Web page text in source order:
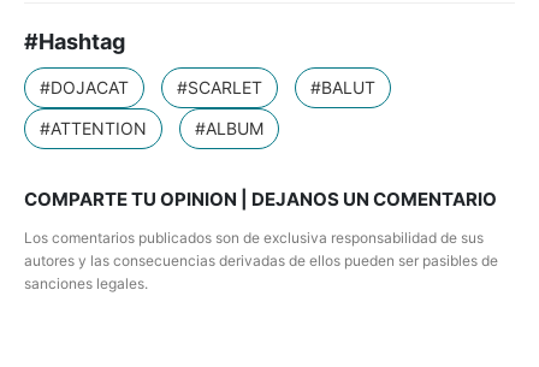
#Hashtag
#DOJACAT #SCARLET
#BALUT
#ATTENTION
#ALBUM
COMPARTE TU OPINION | DEJANOS UN COMENTARIO
Los comentarios publicados son de exclusiva responsabilidad de sus
autores y las consecuencias derivadas de ellos pueden ser pasibles de
sanciones legales.